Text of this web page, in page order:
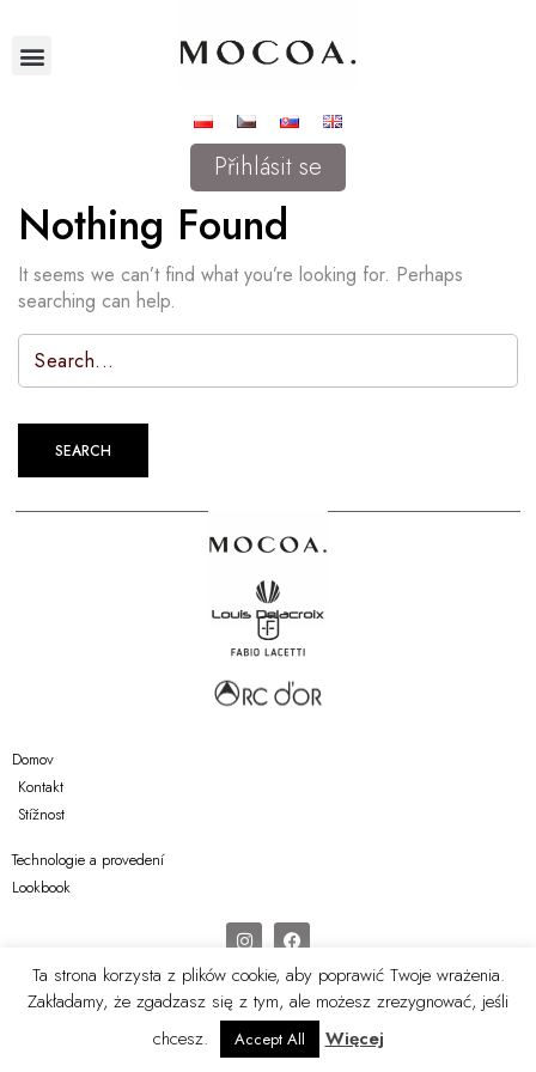
Přihlásit se
Nothing Found
It seems we can’t find what you’re looking for. Perhaps
searching can help.
SEARCH
Domov
Kontakt
Stížnost
Technologie a provedení
Lookbook
© 2021 All rights reserved
Ta strona korzysta z plików cookie, aby poprawić Twoje wrażenia.
Zakładamy, że zgadzasz się z tym, ale możesz zrezygnować, jeśli
chcesz.
Accept All Więcej